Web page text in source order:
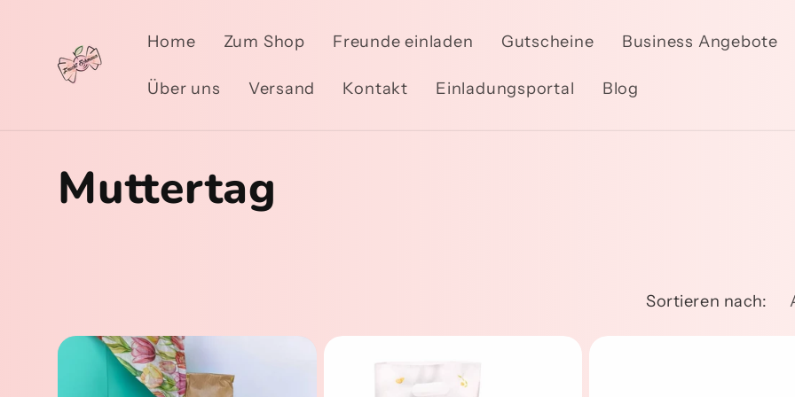
Inhalt
Home Zum Shop Freunde einladen Gutscheine Business Angebote
Über uns Versand Kontakt Einladungsportal Blog
K
e
Muttertag
Sortieren nach: